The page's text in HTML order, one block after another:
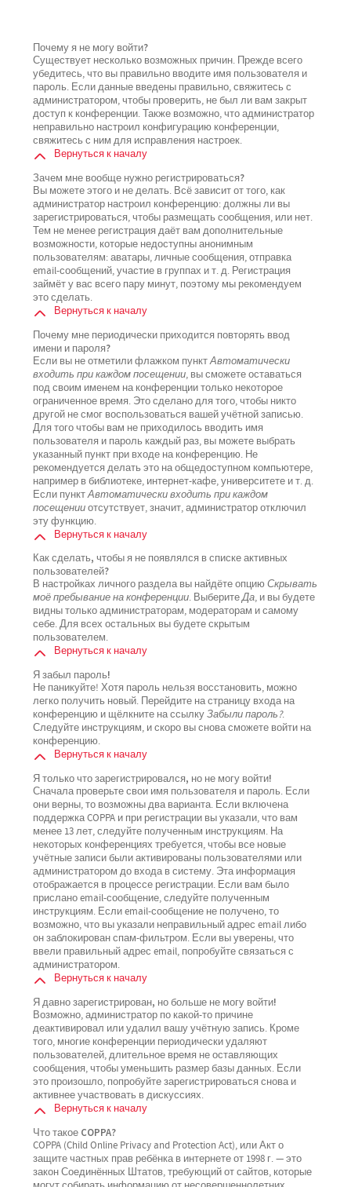
Почему я не могу войти?
Существует несколько возможных причин. Прежде всего
убедитесь, что вы правильно вводите имя пользователя и
пароль. Если данные введены правильно, свяжитесь с
администратором, чтобы проверить, не был ли вам закрыт
доступ к конференции. Также возможно, что администратор
неправильно настроил конфигурацию конференции,
свяжитесь с ним для исправления настроек.
Вернуться к началу
Зачем мне вообще нужно регистрироваться?
Вы можете этого и не делать. Всё зависит от того, как
администратор настроил конференцию: должны ли вы
зарегистрироваться, чтобы размещать сообщения, или нет.
Тем не менее регистрация даёт вам дополнительные
возможности, которые недоступны анонимным
пользователям: аватары, личные сообщения, отправка
email-сообщений, участие в группах и т. д. Регистрация
займёт у вас всего пару минут, поэтому мы рекомендуем
это сделать.
Вернуться к началу
Почему мне периодически приходится повторять ввод
имени и пароля?
Если вы не отметили флажком пунктАвтоматически
входить при каждом посещении, вы сможете оставаться
под своим именем на конференции только некоторое
ограниченное время. Это сделано для того, чтобы никто
другой не смог воспользоваться вашей учётной записью.
Для того чтобы вам не приходилось вводить имя
пользователя и пароль каждый раз, вы можете выбрать
указанный пункт при входе на конференцию. Не
рекомендуется делать это на общедоступном компьютере,
например в библиотеке, интернет-кафе, университете и т. д.
Если пунктАвтоматически входить при каждом
посещенииотсутствует, значит, администратор отключил
эту функцию.
Вернуться к началу
Как сделать, чтобы я не появлялся в списке активных
пользователей?
В настройках личного раздела вы найдёте опциюСкрывать
моё пребывание на конференции. ВыберитеДа, и вы будете
видны только администраторам, модераторам и самому
себе. Для всех остальных вы будете скрытым
пользователем.
Вернуться к началу
Я забыл пароль!
Не паникуйте! Хотя пароль нельзя восстановить, можно
легко получить новый. Перейдите на страницу входа на
конференцию и щёлкните на ссылкуЗабыли пароль?.
Следуйте инструкциям, и скоро вы снова сможете войти на
конференцию.
Вернуться к началу
Я только что зарегистрировался, но не могу войти!
Сначала проверьте свои имя пользователя и пароль. Если
они верны, то возможны два варианта. Если включена
поддержка COPPA и при регистрации вы указали, что вам
менее 13 лет, следуйте полученным инструкциям. На
некоторых конференциях требуется, чтобы все новые
учётные записи были активированы пользователями или
администратором до входа в систему. Эта информация
отображается в процессе регистрации. Если вам было
прислано email-сообщение, следуйте полученным
инструкциям. Если email-сообщение не получено, то
возможно, что вы указали неправильный адрес email либо
он заблокирован спам-фильтром. Если вы уверены, что
ввели правильный адрес email, попробуйте связаться с
администратором.
Вернуться к началу
Я давно зарегистрирован, но больше не могу войти!
Возможно, администратор по какой-то причине
деактивировал или удалил вашу учётную запись. Кроме
того, многие конференции периодически удаляют
пользователей, длительное время не оставляющих
сообщения, чтобы уменьшить размер базы данных. Если
это произошло, попробуйте зарегистрироваться снова и
активнее участвовать в дискуссиях.
Вернуться к началу
Что такое COPPA?
COPPA (Child Online Privacy and Protection Act), или Акт о
защите частных прав ребёнка в интернете от 1998 г. — это
закон Соединённых Штатов, требующий от сайтов, которые